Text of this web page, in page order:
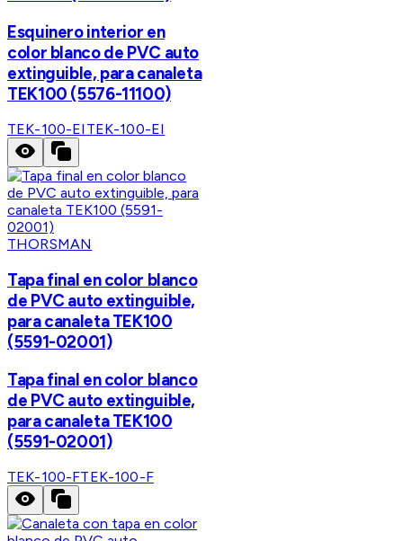
Esquinero interior en
color blanco de PVC auto
extinguible, para canaleta
TEK100 (5576-11100)
TEK-100-EI TEK-100-EI
THORSMAN
Tapa final en color blanco
de PVC auto extinguible,
para canaleta TEK100
(5591-02001)
Tapa final en color blanco
de PVC auto extinguible,
para canaleta TEK100
(5591-02001)
TEK-100-FTEK-100-F